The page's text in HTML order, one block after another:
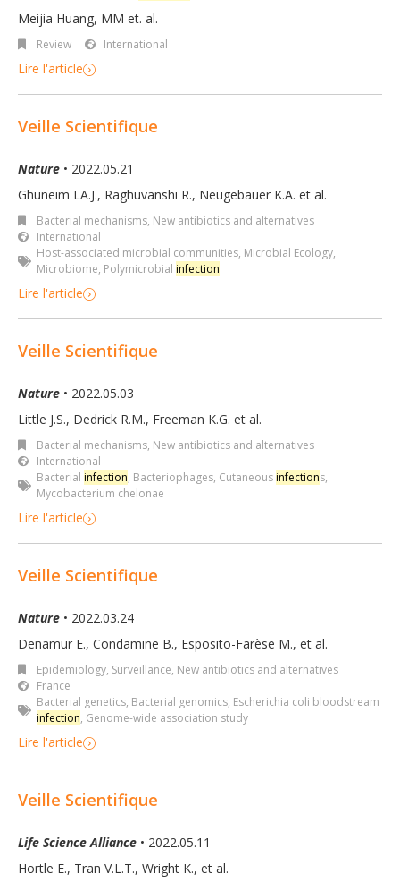
Meijia Huang, MM et. al.
Review International
Lire l'article
Veille Scientifique
Nature • 2022.05.21
Ghuneim LA.J., Raghuvanshi R., Neugebauer K.A. et al.
Bacterial mechanisms, New antibiotics and alternatives
International
Host-associated microbial communities, Microbial Ecology,
Microbiome, Polymicrobial infection
Lire l'article
Veille Scientifique
Nature • 2022.05.03
Little J.S., Dedrick R.M., Freeman K.G. et al.
Bacterial mechanisms, New antibiotics and alternatives
International
Bacterial infection, Bacteriophages, Cutaneousinfections,
Mycobacterium chelonae
Lire l'article
Veille Scientifique
Nature • 2022.03.24
Denamur E., Condamine B., Esposito-Farèse M., et al.
Epidemiology, Surveillance, New antibiotics and alternatives
France
Bacterial genetics, Bacterial genomics, Escherichia coli bloodstream
infection, Genome-wide association study
Lire l'article
Veille Scientifique
Life Science Alliance • 2022.05.11
Hortle E., Tran V.L.T., Wright K., et al.